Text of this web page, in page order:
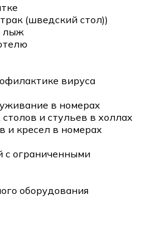
(шведский стол))
лыж
вируса
в номерах
и стульев в холлах
и кресел в номерах
с ограниченными
оборудования